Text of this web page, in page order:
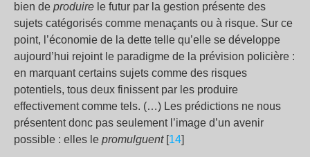
bien de produire le futur par la gestion présente des
sujets catégorisés comme menaçants ou à risque. Sur ce
point, l’économie de la dette telle qu’elle se développe
aujourd’hui rejoint le paradigme de la prévision policière :
en marquant certains sujets comme des risques
potentiels, tous deux finissent par les produire
effectivement comme tels. (…) Les prédictions ne nous
présentent donc pas seulement l’image d’un avenir
possible : elles le promulguent[14]